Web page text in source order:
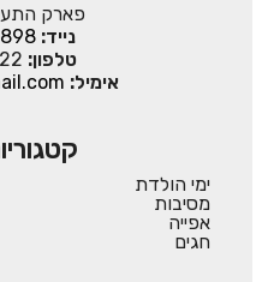
פארק
נייד:
טלפון:
אימיל:
ימי הולדת
מסיבות
אפייה
חגים